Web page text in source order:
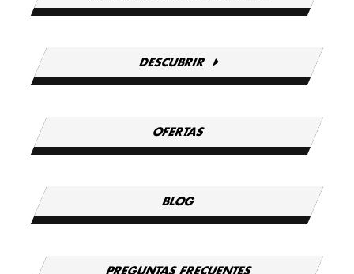
DESCUBRIR
OFERTAS
BLOG
PREGUNTAS FRECUENTES